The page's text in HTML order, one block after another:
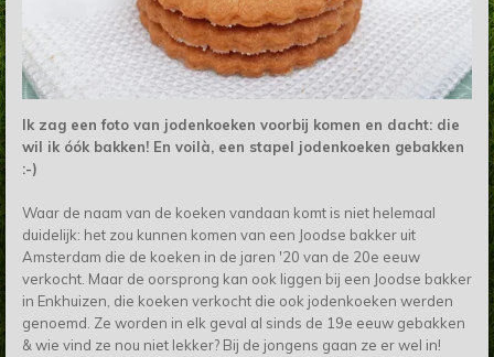
Ik zag een foto van jodenkoeken voorbij komen en dacht: die
wil ik óók bakken! En voilà, een stapel jodenkoeken gebakken
:-)
Waar de naam van de koeken vandaan komt is niet helemaal
duidelijk: het zou kunnen komen van een Joodse bakker uit
Amsterdam die de koeken in de jaren '20 van de 20e eeuw
verkocht. Maar de oorsprong kan ook liggen bij een Joodse bakker
in Enkhuizen, die koeken verkocht die ook jodenkoeken werden
genoemd. Ze worden in elk geval al sinds de 19e eeuw gebakken
& wie vind ze nou niet lekker? Bij de jongens gaan ze er wel in!